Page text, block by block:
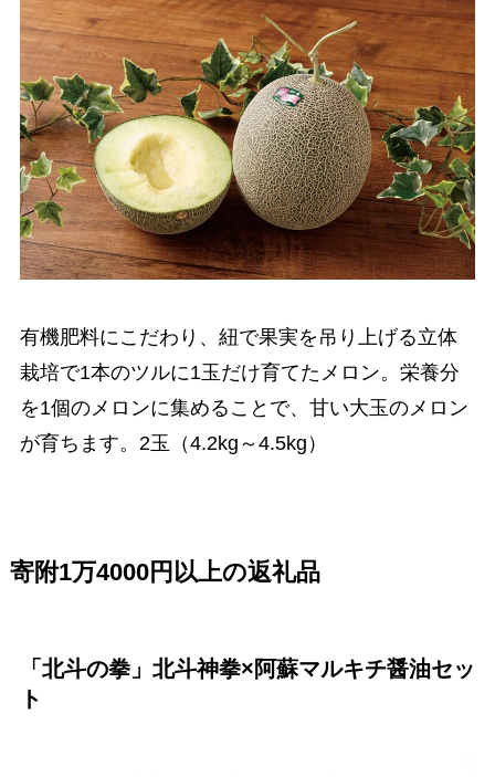
有機肥料にこだわり、紐で果実を吊り上げる立体
栽培で1本のツルに1玉だけ育てたメロン。栄養分
を1個のメロンに集めることで、甘い大玉のメロン
が育ちます。2玉（4.2kg～4.5kg）
寄附1万4000円以上の返礼品
「北斗の拳」北斗神拳×阿蘇マルキチ醤油セッ
ト